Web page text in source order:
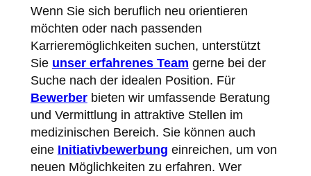
Wenn Sie sich beruflich neu orientieren
möchten oder nach passenden
Karrieremöglichkeiten suchen, unterstützt
Sie unser erfahrenes Team gerne bei der
Suche nach der idealen Position. Für
Bewerberbieten wir umfassende Beratung
und Vermittlung in attraktive Stellen im
medizinischen Bereich. Sie können auch
eine Initiativbewerbung einreichen, um von
neuen Möglichkeiten zu erfahren. Wer